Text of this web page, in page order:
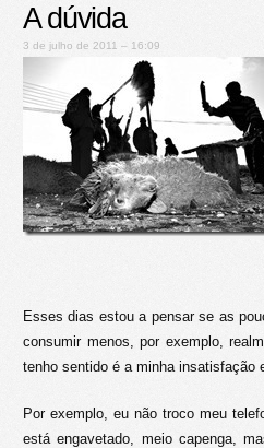
A dúvida
3 de julho de 2011 – 16:09
Esses dias estou a pensar se as
consumir menos, por exemplo,
tenho sentido é a minha insatisfação
Por exemplo, eu não troco meu
está engavetado, meio capenga,